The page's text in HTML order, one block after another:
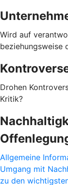
Wird auf
beziehungsweise
Drohen
Kritik?
Allgemeine
Umgang mit
zu den